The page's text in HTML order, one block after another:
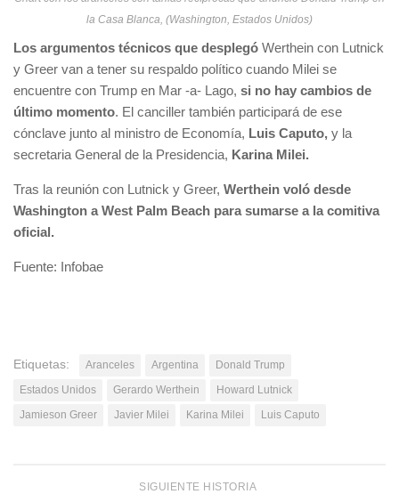
la Casa Blanca, (Washington, Estados Unidos)
Los argumentos técnicos que desplegó Werthein con Lutnick
y Greer van a tener su respaldo político cuando Milei se
encuentre con Trump en Mar -a- Lago, si no hay cambios de
último momento. El canciller también participará de ese
cónclave junto al ministro de Economía, Luis Caputo, y la
secretaria General de la Presidencia, Karina Milei.
Tras la reunión con Lutnick y Greer, Werthein voló desde
Washington a West Palm Beach para sumarse a la comitiva
oficial.
Fuente: Infobae
Etiquetas: Aranceles Argentina
Donald Trump
Estados Unidos
Gerardo Werthein
Howard Lutnick
Jamieson Greer
Javier Milei Karina Milei Luis Caputo
SIGUIENTE HISTORIA